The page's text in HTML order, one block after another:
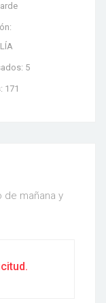
5
171
de mañana y